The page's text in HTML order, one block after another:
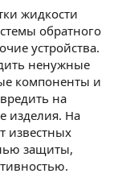
жидкости
обратного
устройства.
ненужные
компоненты и
на
изделия. На
известных
защиты,